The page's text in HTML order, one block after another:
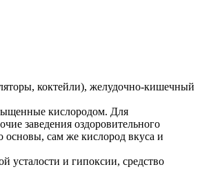
коктейли), желудочно-кишечный
кислородом. Для
заведения оздоровительного
основы, сам же кислород вкуса и
усталости и гипоксии, средство